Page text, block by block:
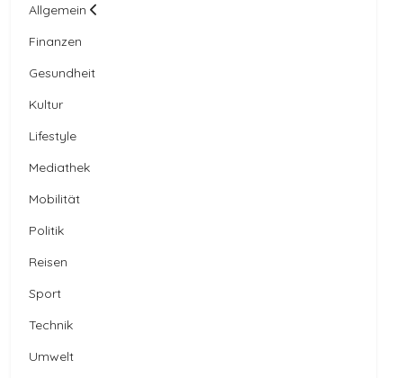
Allgemein
Finanzen
Gesundheit
Kultur
Lifestyle
Mediathek
Mobilität
Politik
Reisen
Sport
Technik
Umwelt